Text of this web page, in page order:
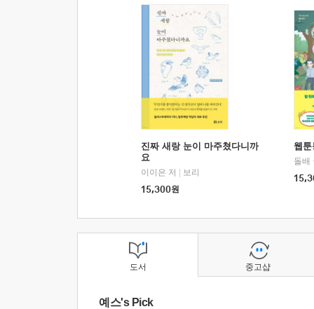
진짜 새랑 눈이 마주쳤다니까
요
이이은 저
보리
15,300원
웹
돌배
도서
예스's Pick
중고샵